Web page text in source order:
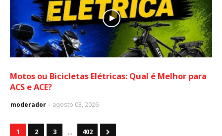
Motos ou Bicicletas Elétricas: Qual é Melhor para
ACS e ACE?
moderador agosto 03, 2026
1 2 3 ... 402